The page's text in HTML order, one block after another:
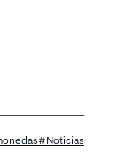
#Noticias